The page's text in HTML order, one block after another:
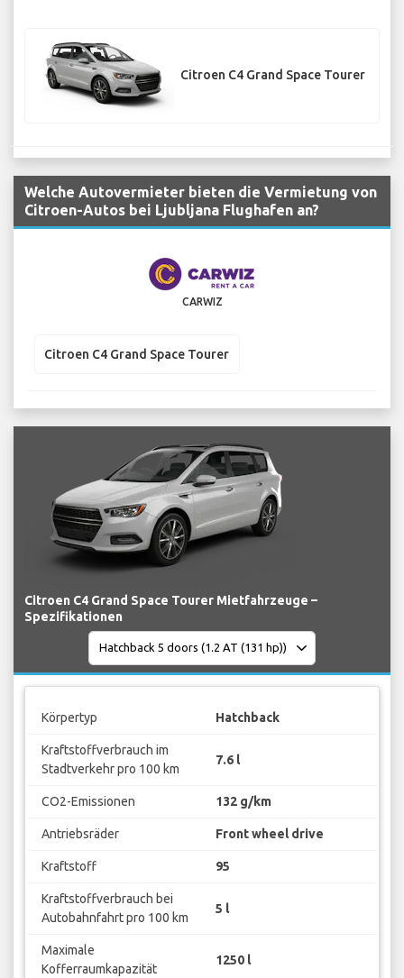
Citroen C4 Grand Space Tourer
Welche Autovermieter bieten die Vermietung von
Citroen-Autos bei Ljubljana Flughafen an?
CARWIZ
Citroen C4 Grand Space Tourer
Citroen C4 Grand Space Tourer Mietfahrzeuge –
Spezifikationen
Körpertyp Hatchback
Kraftstoffverbrauch im
Stadtverkehr pro 100 km
7.6 l
CO2-Emissionen 132 g/km
Antriebsräder Front wheel drive
Kraftstoff 95
Kraftstoffverbrauch bei
Autobahnfahrt pro 100 km
5 l
Maximale
Kofferraumkapazität
1250 l